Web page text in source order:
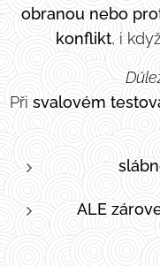
obranou nebo
konflikt, i
Při svalovém
ALE